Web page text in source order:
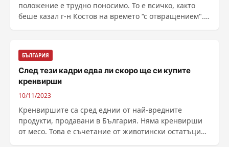
положение е трудно поносимо. То е всичко, както
беше казал г-н Костов на времето “с отвращением".
БЪЛГАРИЯ
След тези кадри едва ли скоро ще си купите
кренвирши
10/11/2023
Кренвиршите са сред еднии от най-вредните
продукти, продавани в България. Няма кренвирши
от месо. Това е съчетание от животински остатъци